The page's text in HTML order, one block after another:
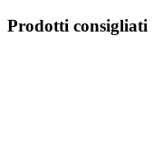
Prodotti consigliati